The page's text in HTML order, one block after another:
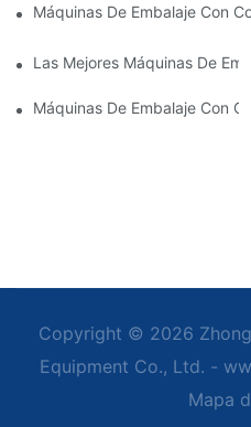
Máquinas De Embalaje Con
Las Mejores Máquinas De
Máquinas De Embalaje Con
Copyright © 2026
Equipment Co., Ltd. -
Mapa